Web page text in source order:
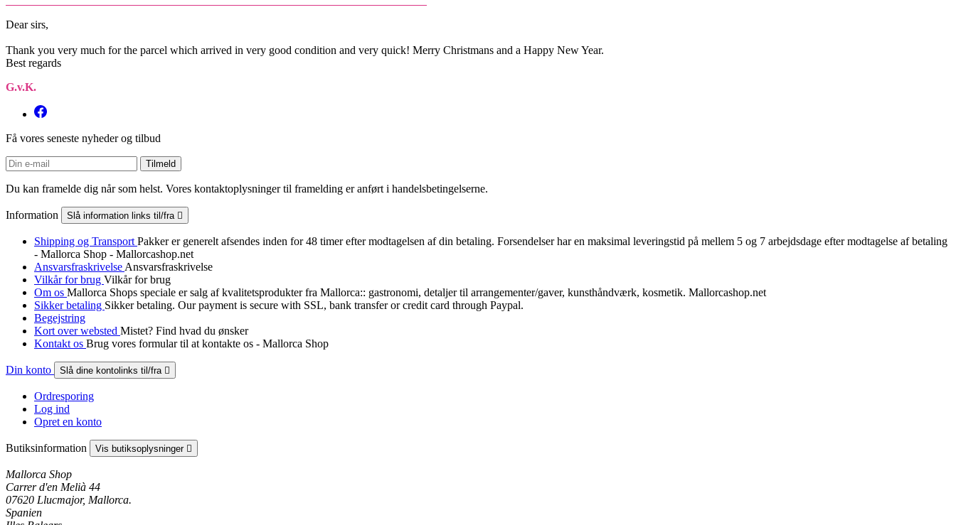
Dear sirs,
Thank you very much for the parcel which arrived in very good condition and very quick! Merry Christmans and a Happy New Year.
Best regards
G.v.K.
Få vores seneste nyheder og tilbud
Du kan framelde dig når som helst. Vores kontaktoplysninger til framelding er anført i handelsbetingelserne.
Information Slå information links til/fra 
Shipping og Transport Pakker er generelt afsendes inden for 48 timer efter modtagelsen af din betaling. Forsendelser har en maksimal leveringstid på mellem 5 og 7 arbejdsdage efter modtagelse af betaling
- Mallorca Shop - Mallorcashop.net
Ansvarsfraskrivelse Ansvarsfraskrivelse
Vilkår for brug Vilkår for brug
Om os Mallorca Shops speciale er salg af kvalitetsprodukter fra Mallorca:: gastronomi, detaljer til arrangementer/gaver, kunsthåndværk, kosmetik. Mallorcashop.net
Sikker betaling Sikker betaling. Our payment is secure with SSL, bank transfer or credit card through Paypal.
Begejstring
Kort over websted Mistet? Find hvad du ønsker
Kontakt os Brug vores formular til at kontakte os - Mallorca Shop
Din konto Slå dine kontolinks til/fra 
Ordresporing
Log ind
Opret en konto
Butiksinformation Vis butiksoplysninger 
Mallorca Shop
Carrer d'en Melià 44
07620 Llucmajor, Mallorca.
Spanien